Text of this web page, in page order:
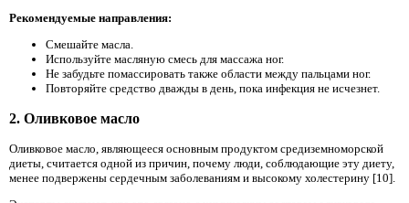
Рекомендуемые направления:
Смешайте масла.
Используйте масляную смесь для массажа ног.
Не забудьте помассировать также области между пальцами ног.
Повторяйте средство дважды в день, пока инфекция не исчезнет.
2. Оливковое масло
Оливковое масло, являющееся основным продуктом средиземноморской
диеты, считается одной из причин, почему люди, соблюдающие эту диету,
менее подвержены сердечным заболеваниям и высокому холестерину [10].